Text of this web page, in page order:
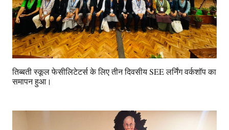
तिब्बती स्कूल फेसीलिटेटर्स के लिए तीन दिवसीय SEE लर्निंग वर्कशॉप का
समापन हुआ।